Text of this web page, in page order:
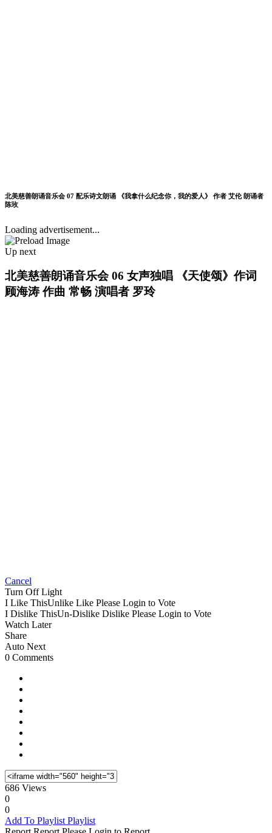
北美慈善朗诵音乐会 07 配乐诗文朗诵 《我拿什么纪念你，我的爱人》 作者 艾伦 朗诵者
陈玫
Loading advertisement...
Up next
北美慈善朗诵音乐会 06 女声独唱 《天使颂》作词
顾海涛 作曲 常畅 演唱者 罗玲
Cancel
Turn Off Light
I Like ThisUnlike Like Please Login to Vote
I Dislike ThisUn-Dislike Dislike Please Login to Vote
Watch Later
Share
Auto Next
0 Comments
686 Views
0
0
Add To Playlist Playlist